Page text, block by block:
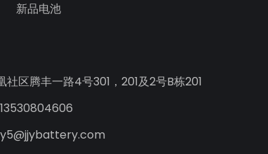
新品电池
区腾丰一路4号301，201及2号B栋201